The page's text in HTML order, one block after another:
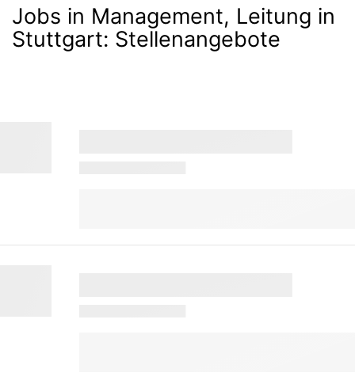
ein
Jobs in Management, Leitung in
Stuttgart: Stellenangebote